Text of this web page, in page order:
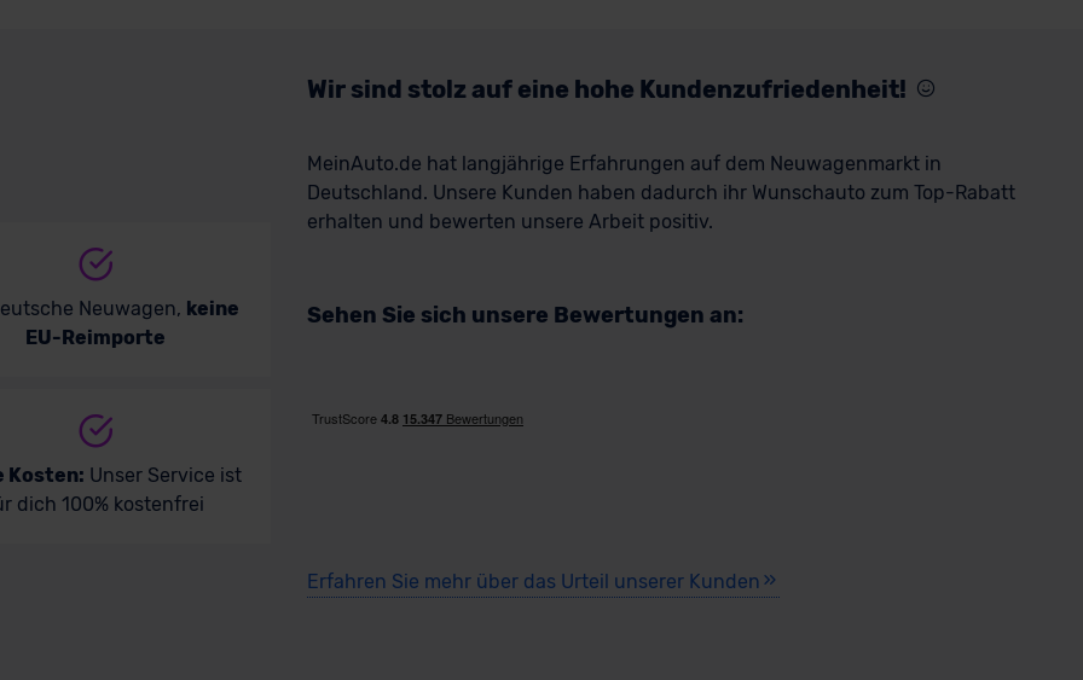
Neuwagen, keine
EU-Reimporte
Kosten: Unser Service ist
dich 100% kostenfrei
Wir sind stolz auf eine hohe Kundenzufriedenheit!
MeinAuto.de hat langjährige Erfahrungen auf dem Neuwagenmarkt in
Deutschland. Unsere Kunden haben dadurch ihr Wunschauto zum Top-Rabatt
erhalten und bewerten unsere Arbeit positiv.
Sehen Sie sich unsere Bewertungen an:
Erfahren Sie mehr über das Urteil unserer Kunden